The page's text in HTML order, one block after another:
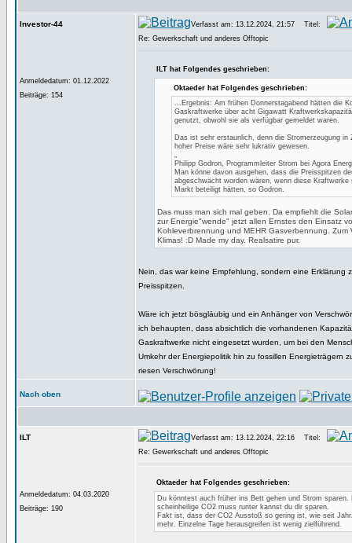
Investor-44
Anmeldedatum: 01.12.2022
Beiträge: 154
Verfasst am: 13.12.2024, 21:57
Titel:
Re: Gewerkschaft und anderes Offtopic
ILT hat Folgendes geschrieben:
Oktaeder hat Folgendes geschrieben:
...Ergebnis: Am frühen Donnerstagabend hätten die
Gaskraftwerke über acht Gigawatt
genutzt, obwohl sie als verfügbar gemeldet waren.
Das ist sehr erstaunlich, denn die Stromerzeugung in
hoher Preise wäre sehr lukrativ gewesen.
„
Philipp Godron, Programmleiter Strom bei Agora
Man könne davon ausgehen, dass die Preisspitzen
abgeschwächt worden wären, wenn diese Kraftwerke
Markt beteiligt hätten, so Godron.
Das muss man sich mal geben. Da empfiehlt die
zur Energie"wende" jetzt allen Ernstes den Einsatz
Kohleverbrennung und MEHR Gasverbennung. Zum
Klimas! :D Made my day. Realsatire pur.
Nein, das war keine Empfehlung, sondern eine Erklärung
Preisspitzen.
Wäre ich jetzt bösgläubig und ein Anhänger von
ich behaupten, dass absichtlich die vorhandenen
Gaskraftwerke nicht eingesetzt wurden, um bei den
Umkehr der Energiepolitik hin zu fossillen Energieträgern
riesen Verschwörung!
Nach oben
ILT
Anmeldedatum: 04.03.2020
Beiträge: 190
Verfasst am: 13.12.2024, 22:16
Titel:
Re: Gewerkschaft und anderes Offtopic
Oktaeder hat Folgendes geschrieben:
Du könntest auch früher ins Bett gehen und Strom sparen.
scheinheilige CO2 muss runter kannst du dir sparen.
Fakt ist, dass der CO2 Ausstoß so gering ist, wie seit
mehr. Einzelne Tage herausgreifen ist wenig zielführend.